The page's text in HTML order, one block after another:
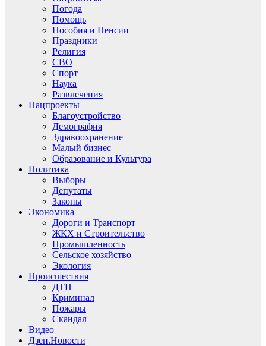
Погода
Помощь
Пособия и Пенсии
Праздники
Религия
СВО
Спорт
Наука
Развлечения
Нацпроекты
Благоустройство
Демография
Здравоохранение
Малый бизнес
Образование и Культура
Политика
Выборы
Депутаты
Законы
Экономика
Дороги и Транспорт
ЖКХ и Строительство
Промышленность
Сельское хозяйство
Экология
Происшествия
ДТП
Криминал
Пожары
Скандал
Видео
Дзен.Новости